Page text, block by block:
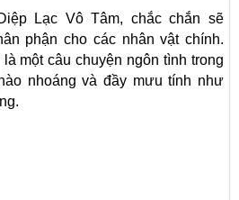
Lạc Vô Tâm, chắc chắn sẽ
phận cho các nhân vật chính.
là một câu chuyện ngôn tình trong
nhoáng và đầy mưu tính như